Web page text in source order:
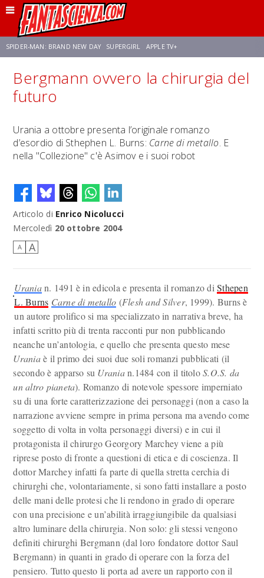
SPIDER-MAN: BRAND NEW DAY SUPERGIRL APPLE TV+
FRANCO RICCIARDIELLO ZENDAYA STAR TREK AVENGERS: DOOMSDAY
Bergmann ovvero la chirurgia del
futuro
Urania a ottobre presenta l’originale romanzo
d’esordio di Sthephen L. Burns: Carne di metallo. E
nella "Collezione" c'è Asimov e i suoi robot
Articolo di Enrico Nicolucci
Mercoledì 20 ottobre 2004
A A
Uranian. 1491 è in edicola e presenta il romanzo diSthepen
L. Burns Carne di metallo (Flesh and Silver, 1999). Burns è
un autore prolifico si ma specializzato in narrativa breve, ha
infatti scritto più di trenta racconti pur non pubblicando
neanche un’antologia, e quello che presenta questo mese
Uraniaè il primo dei suoi due soli romanzi pubblicati (il
secondo è apparso su Uranian.1484 con il titoloS.O.S. da
un altro pianeta). Romanzo di notevole spessore imperniato
su di una forte caratterizzazione dei personaggi (non a caso la
narrazione avviene sempre in prima persona ma avendo come
soggetto di volta in volta personaggi diversi) e in cui il
protagonista il chirurgo Georgory Marchey viene a più
riprese posto di fronte a questioni di etica e di coscienza. Il
dottor Marchey infatti fa parte di quella stretta cerchia di
chirurghi che, volontariamente, si sono fatti installare a posto
delle mani delle protesi che li rendono in grado di operare
con una precisione e un’abilità irraggiungibile da qualsiasi
altro luminare della chirurgia. Non solo: gli stessi vengono
definiti chirurghi Bergmann (dal loro fondatore dottor Saul
Bergmann) in quanti in grado di operare con la forza del
pensiero. Tutto questo li porta ad avere un rapporto con il